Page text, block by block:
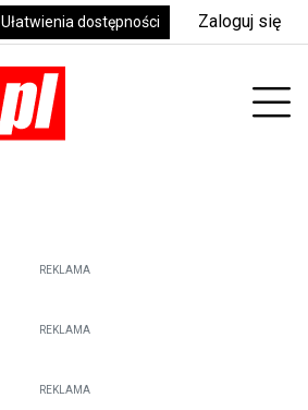
Ułatwienia dostępności Zaloguj się
REKLAMA
REKLAMA
REKLAMA